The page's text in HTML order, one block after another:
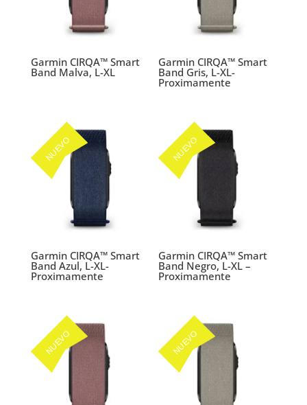
Garmin CIRQA™ Smart
Band Malva, L-XL
Garmin CIRQA™ Smart
Band Gris, L-XL-
Proximamente
NUEVO
Garmin CIRQA™ Smart
Band Azul, L-XL-
Proximamente
NUEVO
Garmin CIRQA™ Smart
Band Negro, L-XL –
Proximamente
NUEVO NUEVO